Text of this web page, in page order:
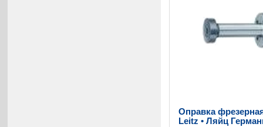
Оправка
Leitz • Ляйц